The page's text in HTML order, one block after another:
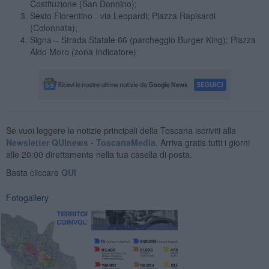
Costituzione (San Donnino);
Sesto Fiorentino - via Leopardi; Piazza Rapisardi
(Colonnata);
Signa – Strada Statale 66 (parcheggio Burger King); Piazza
Aldo Moro (zona Indicatore)
Se vuoi leggere le notizie principali della Toscana iscriviti alla
Newsletter QUInews - ToscanaMedia. Arriva gratis tutti i giorni
alle 20:00 direttamente nella tua casella di posta.
Basta cliccare QUI
Fotogallery